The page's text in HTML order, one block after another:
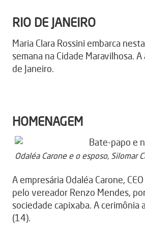
RIO DE JANEIRO
Maria Clara Rossini embarca
semana na Cidade Maravilhosa.
de Janeiro.
HOMENAGEM
Odaléa Carone e o esposo, Silomar
A empresária Odaléa Carone,
pelo vereador Renzo Mendes,
sociedade capixaba. A
(14).